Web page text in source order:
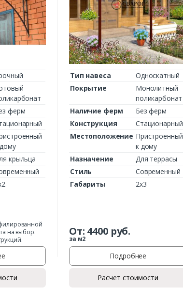
к заказу
ферм
крыльца
на выбор.
Тип навеса
Односкатный
Покрытие
Монолитный
поликарбонат
Наличие ферм
Без ферм
Конструкция
Стационарный
Местоположение Пристроенный
к дому
Назначение
Для террасы
Стиль
Современный
Габариты
2х3
От: 4400руб.
за м2
Подробнее
Расчет стоимости